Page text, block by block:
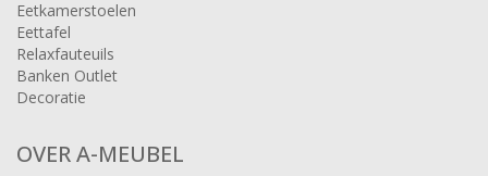
Eetkamerstoelen
Eettafel
Relaxfauteuils
Banken Outlet
Decoratie
OVER A-MEUBEL